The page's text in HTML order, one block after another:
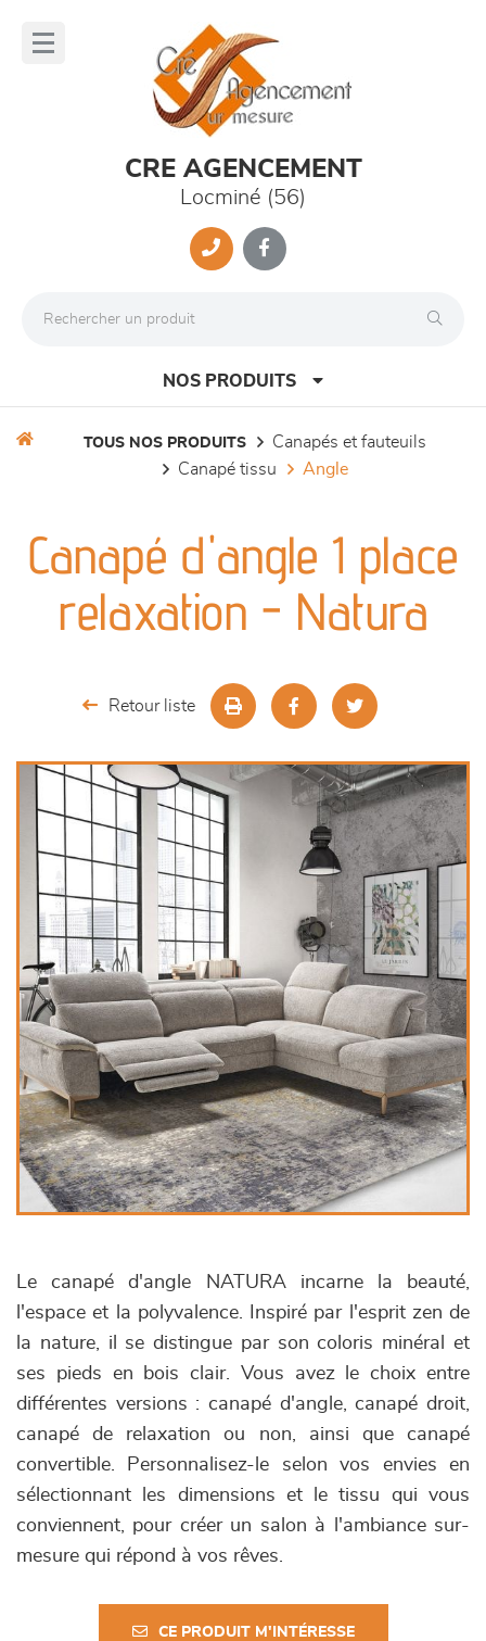
CRE AGENCEMENT
Locminé (56)
NOS PRODUITS
séjours
meubles de complément
décoration
TOUS NOS PRODUITS
canapés et fauteuils
canapé tissu
angle
Canapé d'angle 1 place
relaxation - Natura
Retour liste
Le canapé d'angle NATURA incarne la beauté,
l'espace et la polyvalence. Inspiré par l'esprit zen de
la nature, il se distingue par son coloris minéral et
ses pieds en bois clair. Vous avez le choix entre
différentes versions : canapé d'angle, canapé droit,
canapé de relaxation ou non, ainsi que canapé
convertible. Personnalisez-le selon vos envies en
sélectionnant les dimensions et le tissu qui vous
conviennent, pour créer un salon à l'ambiance sur-
mesure qui répond à vos rêves.
CE PRODUIT M'INTÉRESSE